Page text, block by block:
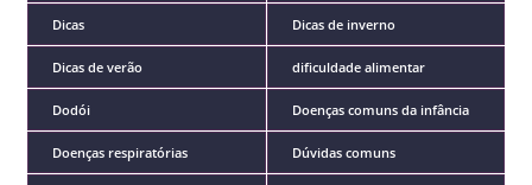
Dicas Dicas de inverno
Dicas de verão dificuldade alimentar
Dodói Doenças comuns da infância
Doenças respiratórias Dúvidas comuns